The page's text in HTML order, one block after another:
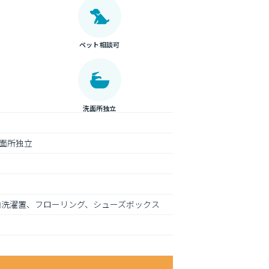
ペット相談可
洗面所独立
所独立
濯置、フローリング、シューズボックス